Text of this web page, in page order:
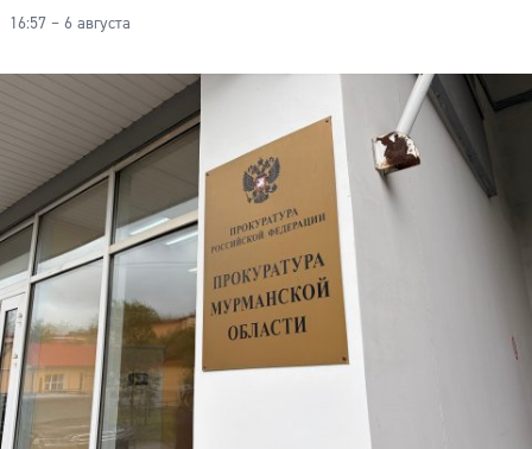
16:57 – 6 августа